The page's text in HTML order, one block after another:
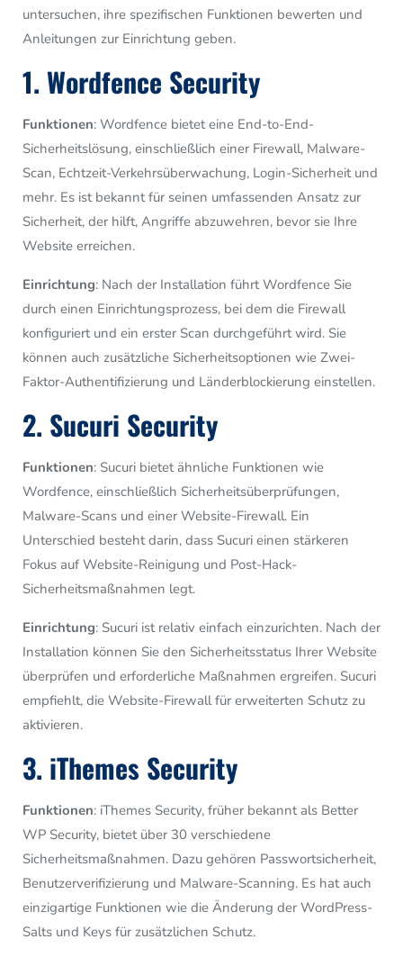
untersuchen, ihre spezifischen Funktionen bewerten und
Anleitungen zur Einrichtung geben.
1. Wordfence Security
Funktionen: Wordfence bietet eine End-to-End-
Sicherheitslösung, einschließlich einer Firewall, Malware-
Scan, Echtzeit-Verkehrsüberwachung, Login-Sicherheit und
mehr. Es ist bekannt für seinen umfassenden Ansatz zur
Sicherheit, der hilft, Angriffe abzuwehren, bevor sie Ihre
Website erreichen.
Einrichtung: Nach der Installation führt Wordfence Sie
durch einen Einrichtungsprozess, bei dem die Firewall
konfiguriert und ein erster Scan durchgeführt wird. Sie
können auch zusätzliche Sicherheitsoptionen wie Zwei-
Faktor-Authentifizierung und Länderblockierung einstellen.
2. Sucuri Security
Funktionen: Sucuri bietet ähnliche Funktionen wie
Wordfence, einschließlich Sicherheitsüberprüfungen,
Malware-Scans und einer Website-Firewall. Ein
Unterschied besteht darin, dass Sucuri einen stärkeren
Fokus auf Website-Reinigung und Post-Hack-
Sicherheitsmaßnahmen legt.
Einrichtung: Sucuri ist relativ einfach einzurichten. Nach der
Installation können Sie den Sicherheitsstatus Ihrer Website
überprüfen und erforderliche Maßnahmen ergreifen. Sucuri
empfiehlt, die Website-Firewall für erweiterten Schutz zu
aktivieren.
3. iThemes Security
Funktionen: iThemes Security, früher bekannt als Better
WP Security, bietet über 30 verschiedene
Sicherheitsmaßnahmen. Dazu gehören Passwortsicherheit,
Benutzerverifizierung und Malware-Scanning. Es hat auch
einzigartige Funktionen wie die Änderung der WordPress-
Salts und Keys für zusätzlichen Schutz.